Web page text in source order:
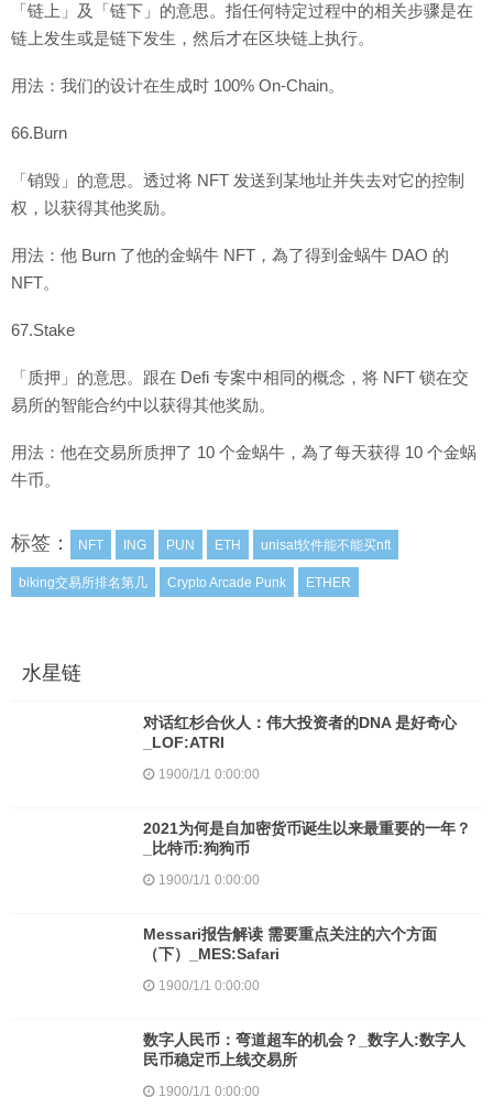
「链上」及「链下」的意思。指任何特定过程中的相关步骤是在
链上发生或是链下发生，然后才在区块链上执行。
用法：我们的设计在生成时 100% On-Chain。
66.Burn
「销毁」的意思。透过将 NFT 发送到某地址并失去对它的控制
权，以获得其他奖励。
用法：他 Burn 了他的金蜗牛 NFT，為了得到金蜗牛 DAO 的
NFT。
67.Stake
「质押」的意思。跟在 Defi 专案中相同的概念，将 NFT 锁在交
易所的智能合约中以获得其他奖励。
用法：他在交易所质押了 10 个金蜗牛，為了每天获得 10 个金蜗
牛币。
标签： NFT ING PUN ETH unisat软件能不能买nft
biking交易所排名第几 Crypto Arcade Punk ETHER
水星链
对话红杉合伙人：伟大投资者的DNA 是好奇心
_LOF:ATRI
1900/1/1 0:00:00
2021为何是自加密货币诞生以来最重要的一年？
_比特币:狗狗币
1900/1/1 0:00:00
Messari报告解读 需要重点关注的六个方面
（下）_MES:Safari
1900/1/1 0:00:00
数字人民币：弯道超车的机会？_数字人:数字人
民币稳定币上线交易所
1900/1/1 0:00:00